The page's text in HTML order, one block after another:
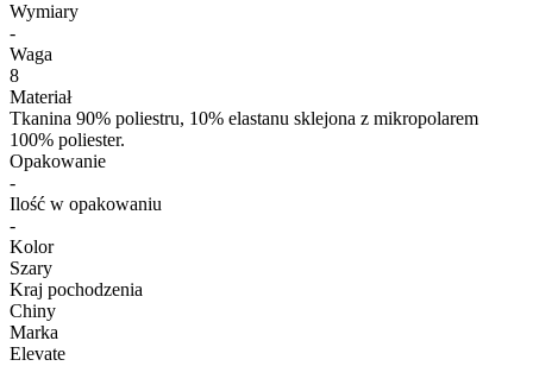
Wymiary
-
Waga
8
Materiał
Tkanina 90% poliestru, 10% elastanu sklejona z mikropolarem
100% poliester.
Opakowanie
-
Ilość w opakowaniu
-
Kolor
Szary
Kraj pochodzenia
Chiny
Marka
Elevate